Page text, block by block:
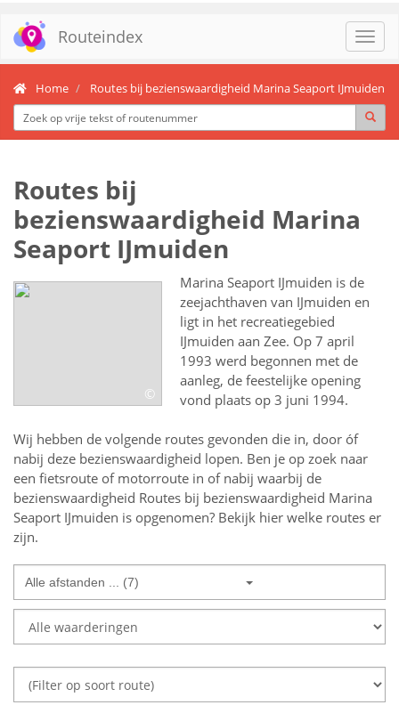
Routeindex
Home Routes bij bezienswaardigheid Marina Seaport IJmuiden
Routes bij
bezienswaardigheid Marina
Seaport IJmuiden
©
Marina Seaport IJmuiden is de
zeejachthaven van IJmuiden en
ligt in het recreatiegebied
IJmuiden aan Zee. Op 7 april
1993 werd begonnen met de
aanleg, de feestelijke opening
vond plaats op 3 juni 1994.
Wij hebben de volgende routes gevonden die in, door óf
nabij deze bezienswaardigheid lopen. Ben je op zoek naar
een fietsroute of motorroute in of nabij waarbij de
bezienswaardigheid Routes bij bezienswaardigheid Marina
Seaport IJmuiden is opgenomen? Bekijk hier welke routes er
zijn.
Alle afstanden ... (7)